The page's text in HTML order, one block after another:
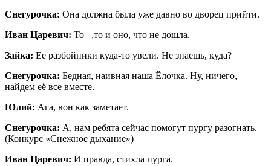
Снегурочка: Она должна была уже давно во дворец прийти.
Иван Царевич: То –,то и оно, что не дошла.
Зайка: Ее разбойники куда-то увели. Не знаешь, куда?
Снегурочка: Бедная, наивная наша Ёлочка. Ну, ничего,
найдем её все вместе.
Юлий: Ага, вон как заметает.
Снегурочка: А, нам ребята сейчас помогут пургу разогнать.
(Конкурс «Снежное дыхание»)
Иван Царевич: И правда, стихла пурга.